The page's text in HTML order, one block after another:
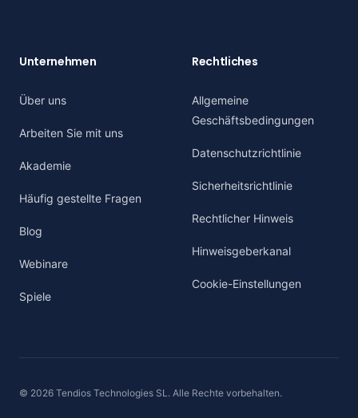
Unternehmen
Über uns
Arbeiten Sie mit uns
Akademie
Häufig gestellte Fragen
Blog
Webinare
Spiele
Rechtliches
Allgemeine
Geschäftsbedingungen
Datenschutzrichtlinie
Sicherheitsrichtlinie
Rechtlicher Hinweis
Hinweisgeberkanal
Cookie-Einstellungen
© 2026 Tendios Technologies SL. Alle Rechte vorbehalten.